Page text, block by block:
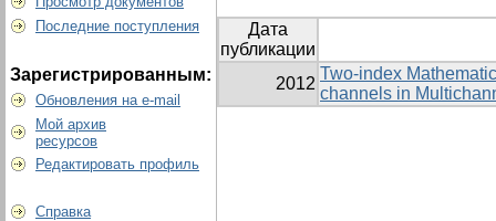
Последние поступления
Зарегистрированным:
Обновления на e-mail
Мой архив
ресурсов
Редактировать профиль
Справка
Дата
публикации
2012
Two-index
channels in